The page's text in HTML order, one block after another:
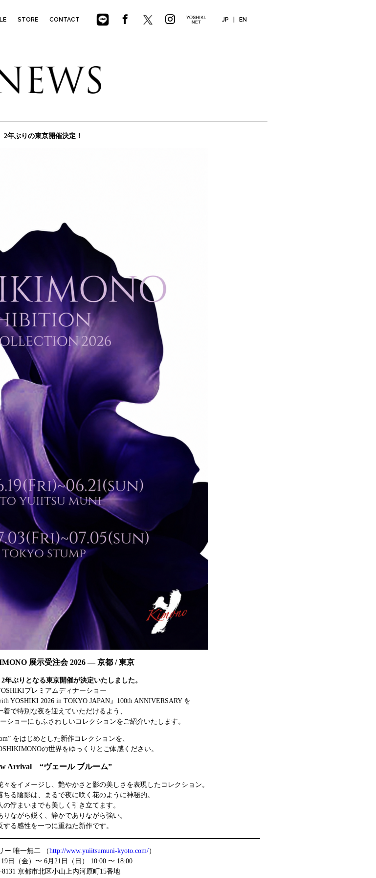
STORE CONTACT JP |EN
年ぶりの東京開催決定！
展示受注会 2026 — 京都 / 東京
2年ぶりとなる東京開催が決定いたしました。
プレミアムディナーショー
YOSHIKI 2026 in TOKYO JAPAN』100th ANNIVERSARY を
着で特別な夜を迎えていただけるよう、
ショーにもふさわしいコレクションをご紹介いたします。
をはじめとした新作コレクションを、
の世界をゆっくりとご体感ください。
Arrival “ヴェール ブルーム”
をイメージし、艶やかさと影の美しさを表現したコレクション。
ちる陰影は、まるで夜に咲く花のように神秘的。
の佇まいまでも美しく引き立てます。
りながら鋭く、静かでありながら強い。
する感性を一つに重ねた新作です。
ー 唯一無二 （http://www.yuiitsumuni-kyoto.com/）
日（金）〜 6月21日（日） 10:00 〜 18:00
8131 京都市北区小山上内河原町15番地